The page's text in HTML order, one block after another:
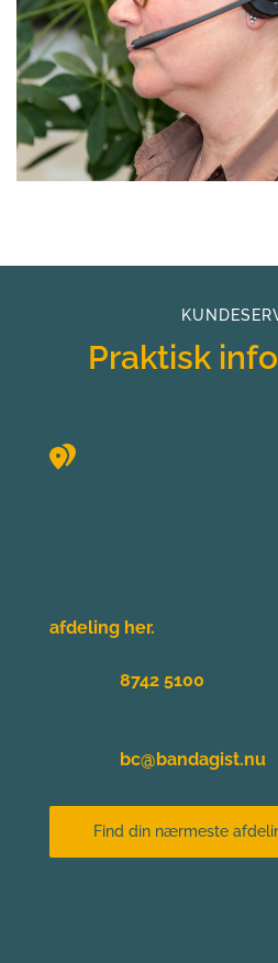
Praktisk
afdeling her.
8742 5100
bc@bandagist.nu
Find din nærmeste